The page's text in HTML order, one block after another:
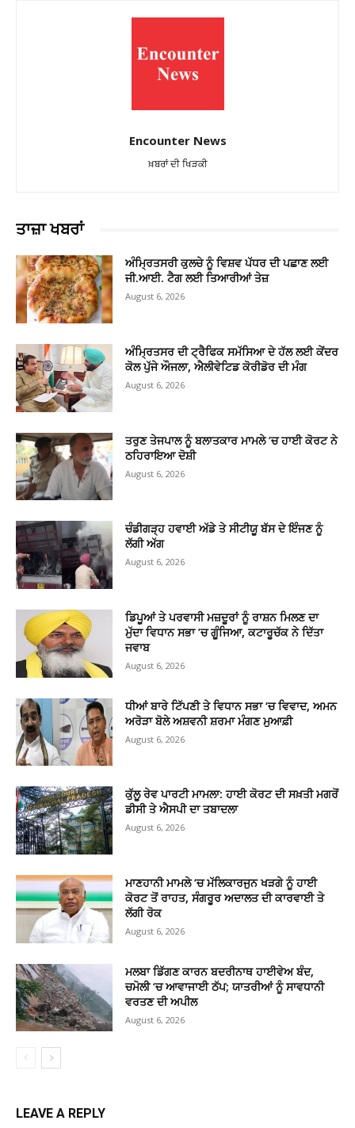
Encounter News
ਖ਼ਬਰਾਂ ਦੀ ਖਿੜਕੀ
ਤਾਜ਼ਾ ਖਬਰਾਂ
ਅੰਮ੍ਰਿਤਸਰੀ ਕੁਲਚੇ ਨੂੰ ਵਿਸ਼ਵ ਪੱਧਰ ਦੀ ਪਛਾਣ ਲਈ
ਜੀ.ਆਈ. ਟੈਗ ਲਈ ਤਿਆਰੀਆਂ ਤੇਜ਼
August 6, 2026
ਅੰਮ੍ਰਿਤਸਰ ਦੀ ਟ੍ਰੈਫਿਕ ਸਮੱਸਿਆ ਦੇ ਹੱਲ ਲਈ ਕੇਂਦਰ
ਕੋਲ ਪੁੱਜੇ ਔਜਲਾ, ਐਲੀਵੇਟਿਡ ਕੋਰੀਡੋਰ ਦੀ ਮੰਗ
August 6, 2026
ਤਰੁਣ ਤੇਜਪਾਲ ਨੂੰ ਬਲਾਤਕਾਰ ਮਾਮਲੇ ’ਚ ਹਾਈ ਕੋਰਟ ਨੇ
ਠਹਿਰਾਇਆ ਦੋਸ਼ੀ
August 6, 2026
ਚੰਡੀਗੜ੍ਹ ਹਵਾਈ ਅੱਡੇ ਤੇ ਸੀਟੀਯੂ ਬੱਸ ਦੇ ਇੰਜਣ ਨੂੰ
ਲੱਗੀ ਅੱਗ
August 6, 2026
ਡਿਪੂਆਂ ਤੇ ਪਰਵਾਸੀ ਮਜ਼ਦੂਰਾਂ ਨੂੰ ਰਾਸ਼ਨ ਮਿਲਣ ਦਾ
ਮੁੱਦਾ ਵਿਧਾਨ ਸਭਾ ’ਚ ਗੂੰਜਿਆ, ਕਟਾਰੂਚੱਕ ਨੇ ਦਿੱਤਾ
ਜਵਾਬ
August 6, 2026
ਧੀਆਂ ਬਾਰੇ ਟਿੱਪਣੀ ਤੇ ਵਿਧਾਨ ਸਭਾ ‘ਚ ਵਿਵਾਦ, ਅਮਨ
ਅਰੋੜਾ ਬੋਲੇ ਅਸ਼ਵਨੀ ਸ਼ਰਮਾ ਮੰਗਣ ਮੁਆਫ਼ੀ
August 6, 2026
ਕੁੱਲੂ ਰੇਵ ਪਾਰਟੀ ਮਾਮਲਾ: ਹਾਈ ਕੋਰਟ ਦੀ ਸਖ਼ਤੀ ਮਗਰੋਂ
ਡੀਸੀ ਤੇ ਐਸਪੀ ਦਾ ਤਬਾਦਲਾ
August 6, 2026
ਮਾਣਹਾਨੀ ਮਾਮਲੇ ‘ਚ ਮੱਲਿਕਾਰਜੁਨ ਖੜਗੇ ਨੂੰ ਹਾਈ
ਕੋਰਟ ਤੋਂ ਰਾਹਤ, ਸੰਗਰੂਰ ਅਦਾਲਤ ਦੀ ਕਾਰਵਾਈ ਤੇ
ਲੱਗੀ ਰੋਕ
August 6, 2026
ਮਲਬਾ ਡਿੱਗਣ ਕਾਰਨ ਬਦਰੀਨਾਥ ਹਾਈਵੇਅ ਬੰਦ,
ਚਮੋਲੀ ‘ਚ ਆਵਾਜਾਈ ਠੱਪ; ਯਾਤਰੀਆਂ ਨੂੰ ਸਾਵਧਾਨੀ
ਵਰਤਣ ਦੀ ਅਪੀਲ
August 6, 2026
LEAVE A REPLY